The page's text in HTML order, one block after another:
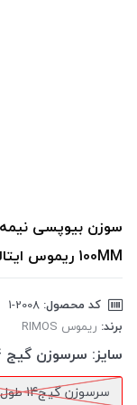
100MM ریموس ایتالیا
کد محصول:
برند: ریموس RIMOS
سایز: سرسوزن گیج 14 طول 100 میلیمتر
سرسوزن گیج14 طول 160 میلیمتر